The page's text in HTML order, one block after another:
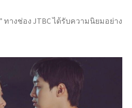
ทางช่อง JTBC ได้รับความนิยมอย่าง